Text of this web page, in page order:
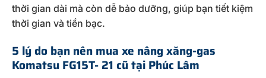
thời gian dài mà còn dễ bảo dưỡng, giúp bạn tiết kiệm
thời gian và tiền bạc.
5 lý do bạn nên mua xe nâng xăng-gas
Komatsu FG15T- 21 cũ tại Phúc Lâm